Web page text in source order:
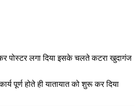
पोस्टर लगा दिया इसके चलते कटरा खुदागंज
पूर्ण होते ही यातायात को शुरू कर दिया